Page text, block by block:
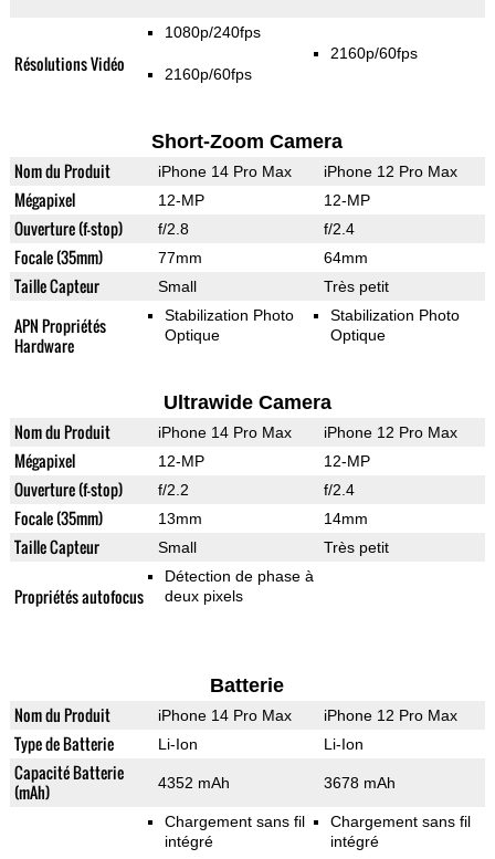
Résolutions Vidéo
1080p/240fps
2160p/60fps
2160p/60fps
Short-Zoom Camera
Nom du Produit iPhone 14 Pro Max iPhone 12 Pro Max
Mégapixel 12-MP 12-MP
Ouverture (f-stop) f/2.8 f/2.4
Focale (35mm) 77mm 64mm
Taille Capteur Small Très petit
APN Propriétés
Hardware
Stabilization Photo
Optique
Stabilization Photo
Optique
Ultrawide Camera
Nom du Produit iPhone 14 Pro Max iPhone 12 Pro Max
Mégapixel 12-MP 12-MP
Ouverture (f-stop) f/2.2 f/2.4
Focale (35mm) 13mm 14mm
Taille Capteur Small Très petit
Propriétés autofocus
Détection de phase à
deux pixels
Batterie
Nom du Produit iPhone 14 Pro Max iPhone 12 Pro Max
Type de Batterie Li-Ion Li-Ion
Capacité Batterie
(mAh)
4352 mAh 3678 mAh
Chargement sans fil
intégré
Chargement sans fil
intégré